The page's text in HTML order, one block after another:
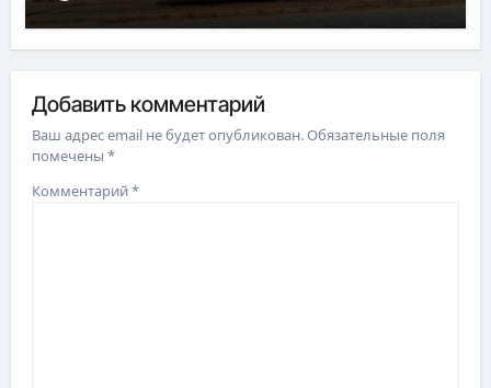
Добавить комментарий
Ваш адрес email не будет опубликован.Обязательные поля
помечены*
Комментарий*